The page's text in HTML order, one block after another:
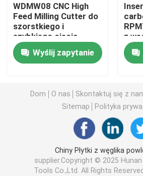
Węglikowa płytka do
Płytka z węglików spiekanych
Płytka węglikowa do aluminium
Płytki Węglikowe Do Stali
Płytka węglikowa do stali
WDMW08 CNC High
Feed Milling Cutter do
szorstkiego i
szybkiego cięcia
Wysokiej precyzji
Super-Hard CNC Tool
WDMW0805 wkładki
Wyślij zapytanie
z
Dom O nas Skontaktuj się z
Sitemap
Polityka
Chiny Płytki z węglika
supplier.Copyright © 2025 Hunan
Tools Co.,Ltd. All Rights